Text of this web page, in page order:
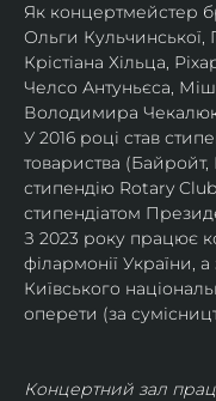
Як концертмейстер
Ольги Кульчинської,
Крістіана Хільца,
Челсо Антуньєса,
Володимира
У 2016 році став
товариства
стипендію Rotary
стипендіатом
З 2023 року працює
філармонії України,
Київського
оперети (за
Концертний зал